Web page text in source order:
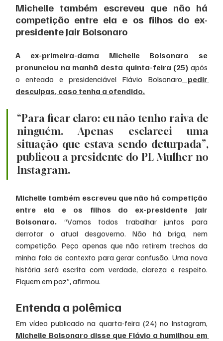
Michelle também escreveu que não há
competição entre ela e os filhos do ex-
presidente Jair Bolsonaro
A ex-primeira-dama Michelle Bolsonaro se
pronunciou na manhã desta quinta-feira (25) após
o enteado e presidenciável Flávio Bolsonaro pedir
desculpas, caso tenha a ofendido.
“Para ficar claro: eu não tenho raiva de
ninguém. Apenas esclareci uma
situação que estava sendo deturpada”,
publicou a presidente do PL Mulher no
Instagram.
Michelle também escreveu que não há competição
entre ela e os filhos do ex-presidente Jair
Bolsonaro. “Vamos todos trabalhar juntos para
derrotar o atual desgoverno. Não há briga, nem
competição. Peço apenas que não retirem trechos da
minha fala de contexto para gerar confusão. Uma nova
história será escrita com verdade, clareza e respeito.
Fiquem em paz”, afirmou.
Entenda a polêmica
Michelle Bolsonaro disse que Flávio a humilhou em